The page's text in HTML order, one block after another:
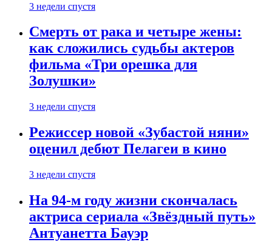
3 недели спустя
Смерть от рака и четыре жены:
как сложились судьбы актеров
фильма «Три орешка для
Золушки»
3 недели спустя
Режиссер новой «Зубастой няни»
оценил дебют Пелагеи в кино
3 недели спустя
На 94-м году жизни скончалась
актриса сериала «Звёздный путь»
Антуанетта Бауэр